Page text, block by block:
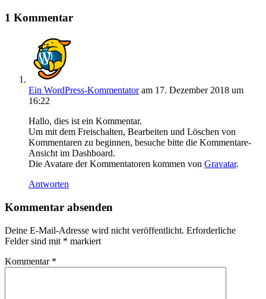
1 Kommentar
Ein WordPress-Kommentator am 17. Dezember 2018 um
16:22
Hallo, dies ist ein Kommentar.
Um mit dem Freischalten, Bearbeiten und Löschen von
Kommentaren zu beginnen, besuche bitte die Kommentare-
Ansicht im Dashboard.
Die Avatare der Kommentatoren kommen von Gravatar.
Antworten
Kommentar absenden
Deine E-Mail-Adresse wird nicht veröffentlicht. Erforderliche
Felder sind mit * markiert
Kommentar *